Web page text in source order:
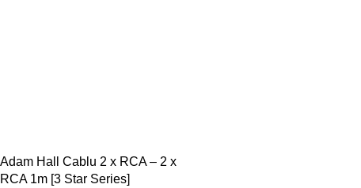
Adam Hall Cablu 2 x RCA – 2 x
RCA 1m [3 Star Series]